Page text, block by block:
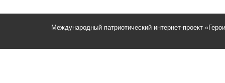
Международный патриотический интернет-проект